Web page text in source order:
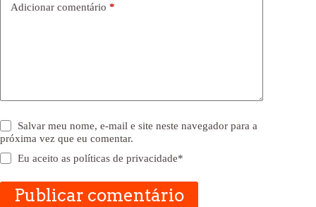
Adicionar comentário *
Salvar meu nome, e-mail e site neste navegador para a
próxima vez que eu comentar.
Eu aceito aspolíticas de privacidade*
Publicar comentário